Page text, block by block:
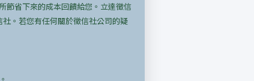
節省下來的成本回饋給您。立達徵信
。若您有任何關於徵信社公司的疑